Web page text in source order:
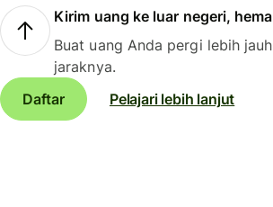
Kirim uang ke luar negeri,
Buat uang Anda pergi lebih
jaraknya.
Daftar
Pelajari lebih lanjut